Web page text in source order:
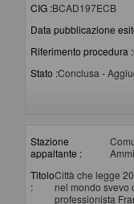
CIG :BCAD197ECB
Data pubblicazione
Riferimento procedura :
Stato :Conclusa -
Stazione
appaltante :
Titolo
:
Città che legge
nel mondo svevo
professionista